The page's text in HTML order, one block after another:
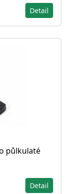
Detail
půlkulaté
Detail